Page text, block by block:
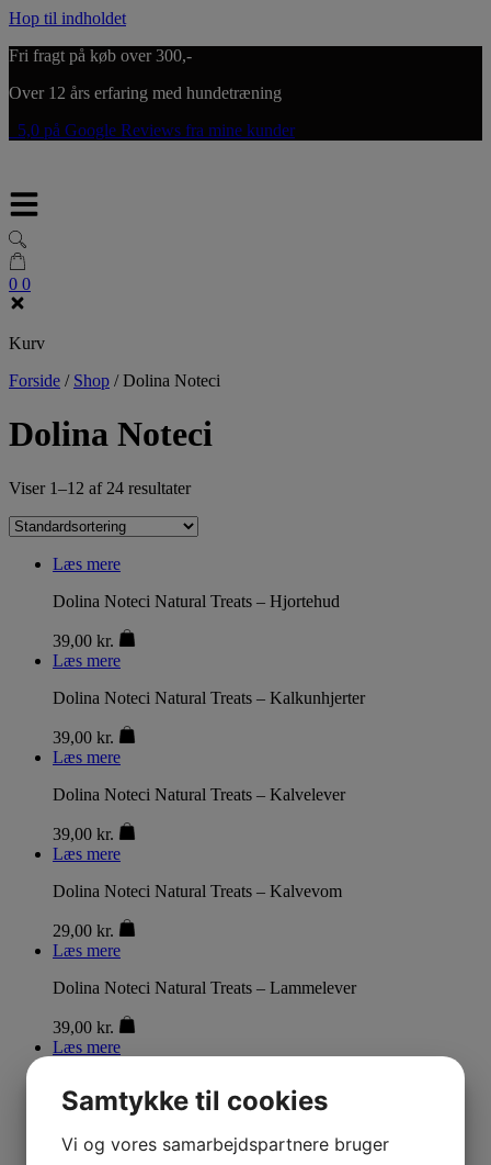
Hop til indholdet
Fri fragt på køb over 300,-
Over 12 års erfaring med hundetræning
5,0 på Google Reviews fra mine kunder
0 0
Kurv
Forside / Shop /Dolina Noteci
Dolina Noteci
Viser 1–12 af 24 resultater
Læs mere
Dolina Noteci Natural Treats – Hjortehud
39,00 kr.
Læs mere
Dolina Noteci Natural Treats – Kalkunhjerter
39,00 kr.
Læs mere
Dolina Noteci Natural Treats – Kalvelever
39,00 kr.
Læs mere
Dolina Noteci Natural Treats – Kalvevom
29,00 kr.
Læs mere
Dolina Noteci Natural Treats – Lammelever
39,00 kr.
Læs mere
Læs mere
Samtykke til cookies
Vi og vores samarbejdspartnere bruger